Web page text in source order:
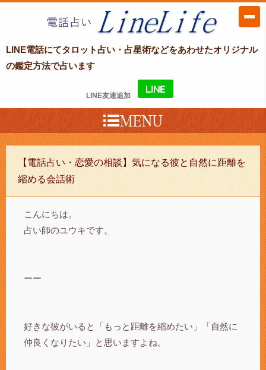
LINE電話占い LineLife〜ラインライ
フ〜
LINE電話にてタロット占い・占星術などをあわせたオリジナル
の鑑定方法で占います
LINE友達追加
【電話占い・恋愛の相談】気になる彼と自然に距離を
縮める会話術
こんにちは。
占い師のユウキです。
ーー
好きな彼がいると「もっと距離を縮めたい」「自然に
仲良くなりたい」と思いますよね。